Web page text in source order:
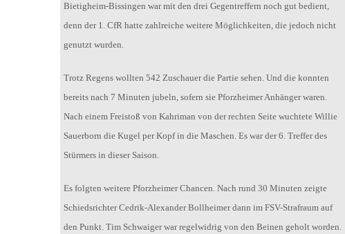
LIGA – WECHSELBÖRSE
SAISON 2016/2017
Bietigheim-Bissingen war mit den drei Gegentreffern noch gut bedient,
denn der 1. CfR hatte zahlreiche weitere Möglichkeiten, die jedoch nicht
genutzt wurden.
Trotz Regens wollten 542 Zuschauer die Partie sehen. Und die konnten
bereits nach 7 Minuten jubeln, sofern sie Pforzheimer Anhänger waren.
Nach einem Freistoß von Kahriman von der rechten Seite wuchtete Willie
Sauerborn die Kugel per Kopf in die Maschen. Es war der 6. Treffer des
Stürmers in dieser Saison.
Es folgten weitere Pforzheimer Chancen. Nach rund 30 Minuten zeigte
Schiedsrichter Cedrik-Alexander Bollheimer dann im FSV-Strafraum auf
den Punkt. Tim Schwaiger war regelwidrig von den Beinen geholt worden.